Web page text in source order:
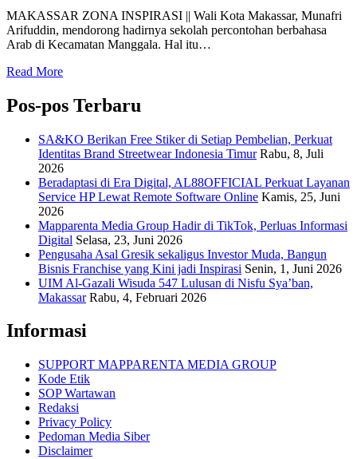
MAKASSAR ZONA INSPIRASI || Wali Kota Makassar, Munafri
Arifuddin, mendorong hadirnya sekolah percontohan berbahasa
Arab di Kecamatan Manggala. Hal itu…
Read More
Pos-pos Terbaru
SA&KO Berikan Free Stiker di Setiap Pembelian, Perkuat
Identitas Brand Streetwear Indonesia Timur Rabu, 8, Juli
2026
Beradaptasi di Era Digital, AL88OFFICIAL Perkuat Layanan
Service HP Lewat Remote Software Online Kamis, 25, Juni
2026
Mapparenta Media Group Hadir di TikTok, Perluas Informasi
Digital Selasa, 23, Juni 2026
Pengusaha Asal Gresik sekaligus Investor Muda, Bangun
Bisnis Franchise yang Kini jadi Inspirasi Senin, 1, Juni 2026
UIM Al-Gazali Wisuda 547 Lulusan di Nisfu Sya’ban,
Makassar Rabu, 4, Februari 2026
Informasi
SUPPORT MAPPARENTA MEDIA GROUP
Kode Etik
SOP Wartawan
Redaksi
Privacy Policy
Pedoman Media Siber
Disclaimer